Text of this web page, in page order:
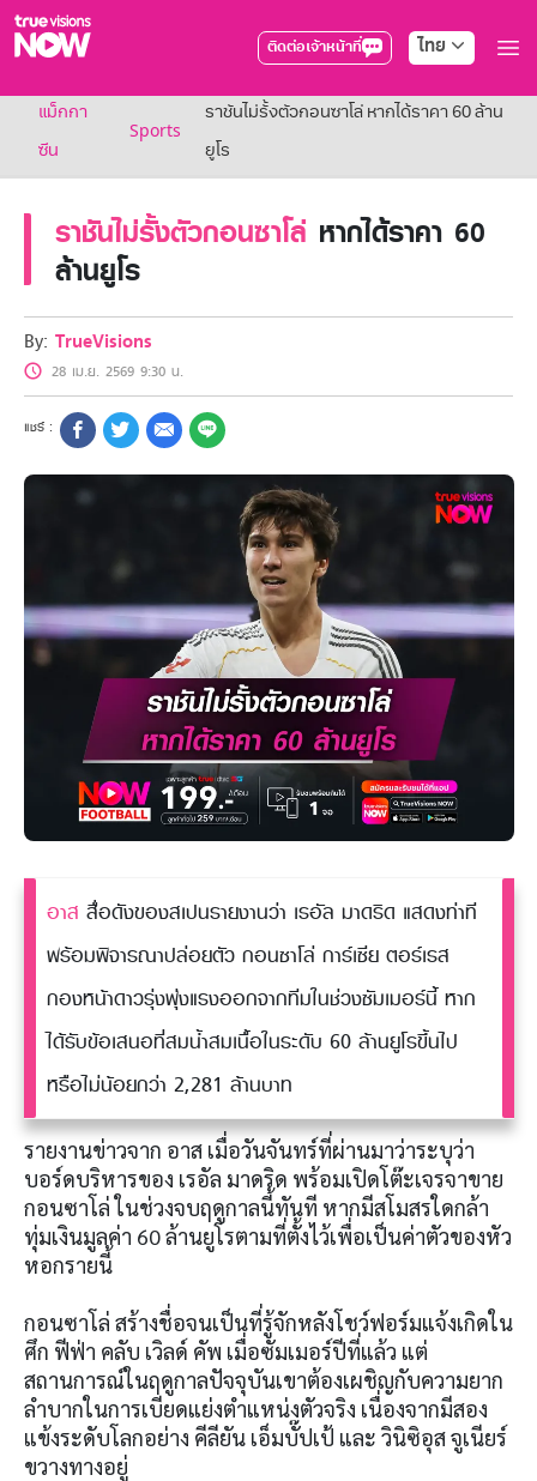
ติดต่อเจ้าหน้าที่ ไทย
True AF2026
แพ็กเกจ
NOW SPORTS
NOW Muay Thai
แพ็กเกจทรูวิชันส์นาวทั้งหมด
เคเบิลและจานดาวเทียม
สิทธิพิเศษ
สิทธิพิเศษลูกค้าทรูวิชั่นส์
Showtime
HoReCa
แพ็กเกจสำหรับผู้ประกอบการ
หาร้านร่วมรายการ
FAQs
แม็กกา
ซีน
Sports
ราชันไม่รั้งตัวกอนซาโล่ หากได้ราคา 60 ล้าน
ยูโร
ราชันไม่รั้งตัวกอนซาโล่ หากได้ราคา 60
ล้านยูโร
By: TrueVisions
28 เม.ย. 2569 9:30 น.
อาส สื่อดังของสเปนรายงานว่า เรอัล มาดริด แสดงท่าที
พร้อมพิจารณาปล่อยตัว กอนซาโล่ การ์เซีย ตอร์เรส
กองหน้าดาวรุ่งพุ่งแรงออกจากทีมในช่วงซัมเมอร์นี้ หาก
ได้รับข้อเสนอที่สมน้ำสมเนื้อในระดับ 60 ล้านยูโรขึ้นไป
หรือไม่น้อยกว่า 2,281 ล้านบาท
รายงานข่าวจาก อาส เมื่อวันจันทร์ที่ผ่านมาว่าระบุว่า
บอร์ดบริหารของ เรอัล มาดริด พร้อมเปิดโต๊ะเจรจาขาย
กอนซาโล่ ในช่วงจบฤดูกาลนี้ทันที หากมีสโมสรใดกล้า
ทุ่มเงินมูลค่า 60 ล้านยูโรตามที่ตั้งไว้เพื่อเป็นค่าตัวของหัว
หอกรายนี้
กอนซาโล่ สร้างชื่อจนเป็นที่รู้จักหลังโชว์ฟอร์มแจ้งเกิดใน
ศึก ฟีฟ่า คลับ เวิลด์ คัพ เมื่อซัมเมอร์ปีที่แล้ว แต่
สถานการณ์ในฤดูกาลปัจจุบันเขาต้องเผชิญกับความยาก
ลำบากในการเบียดแย่งตำแหน่งตัวจริง เนื่องจากมีสอง
แข้งระดับโลกอย่าง คีลียัน เอ็มบั๊ปเป้ และ วินิซิอุส จูเนียร์
ขวางทางอยู่